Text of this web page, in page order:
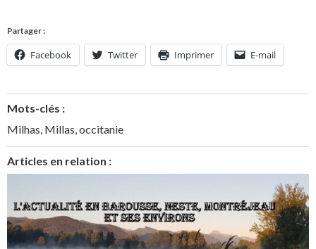
Partager :
Facebook Twitter Imprimer E-mail
Mots-clés :
Milhas Millas occitanie
Articles en relation :